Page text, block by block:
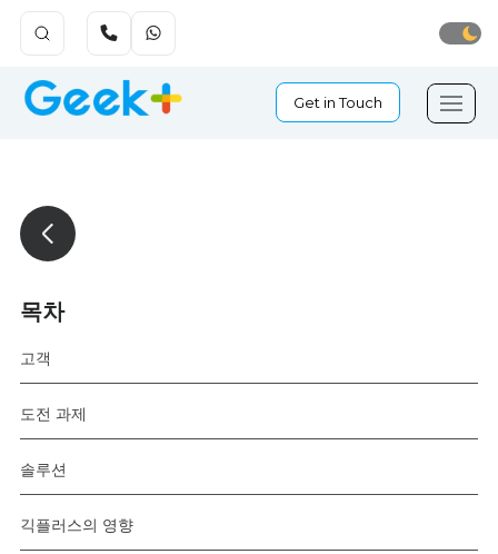
Get in Touch
목차
고객
도전 과제
솔루션
긱플러스의 영향